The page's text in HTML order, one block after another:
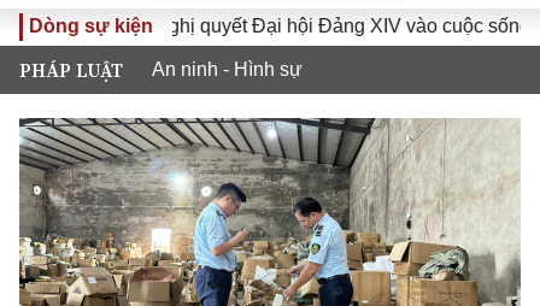
Dòng sự kiện
Đưa Nghị quyết Đại hội Đảng XIV vào cuộc sống
PHÁP LUẬT An ninh - Hình sự